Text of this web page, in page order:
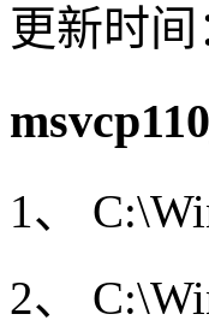
更新时间
1、
2、